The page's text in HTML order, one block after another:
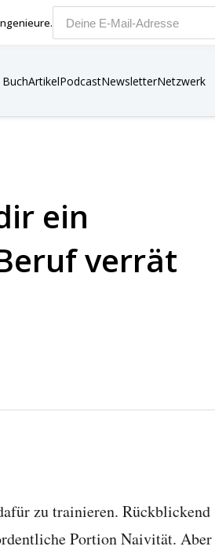
BuchArtikelPodcastNewsletterNetzwerk
E-Mail-Adresse
ein
verrät
zu trainieren. Rückblickend
Portion Naivität. Aber